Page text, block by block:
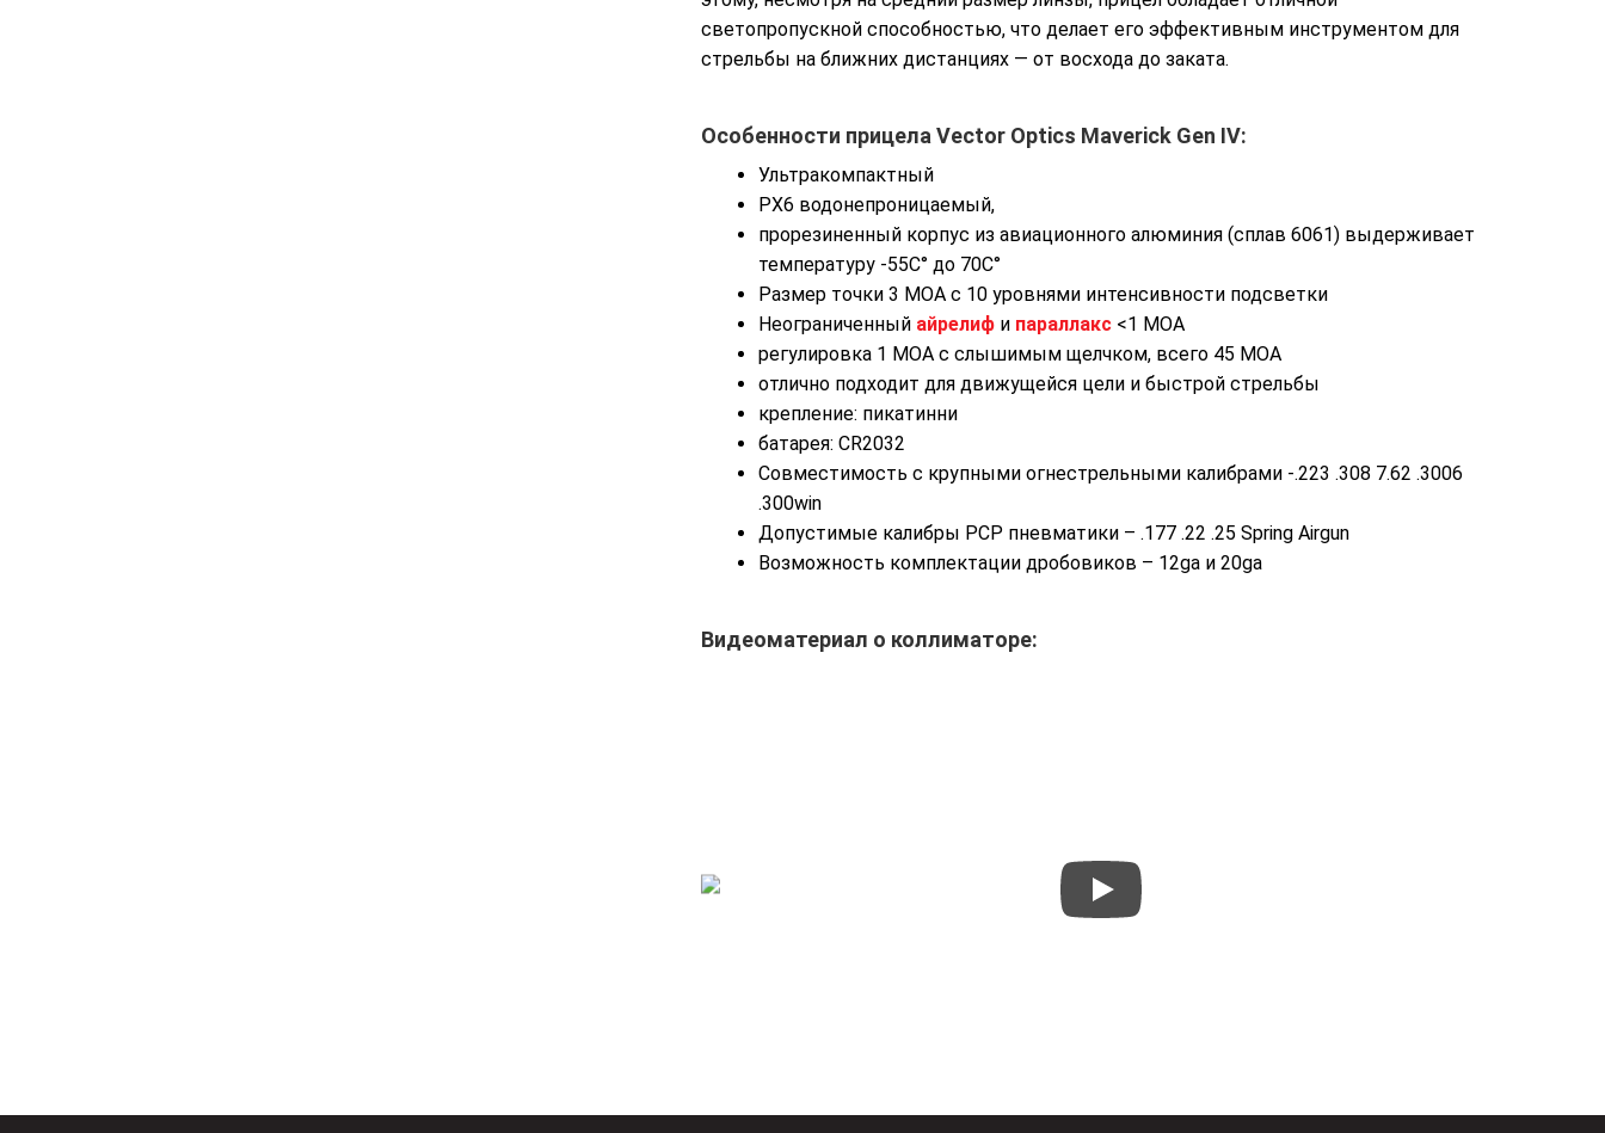
светопропускной способностью, что делает его эффективным инструментом для
стрельбы на ближних дистанциях — от восхода до заката.
Особенности прицела Vector Optics Maverick Gen IV:
Ультракомпактный
PX6 водонепроницаемый,
прорезиненный корпус из авиационного алюминия (сплав 6061) выдерживает
температуру -55C° до 70C°
Размер точки 3 МОА с 10 уровнями интенсивности подсветки
Неограниченный айрелиф и параллакс <1 МОА
регулировка 1 МОА с слышимым щелчком, всего 45 МОА
отлично подходит для движущейся цели и быстрой стрельбы
крепление: пикатинни
батарея: CR2032
Совместимость с крупными огнестрельными калибрами -.223 .308 7.62 .3006
.300win
Допустимые калибры PCP пневматики – .177 .22 .25 Spring Airgun
Возможность комплектации дробовиков – 12ga и 20ga
Видеоматериал о коллиматоре: